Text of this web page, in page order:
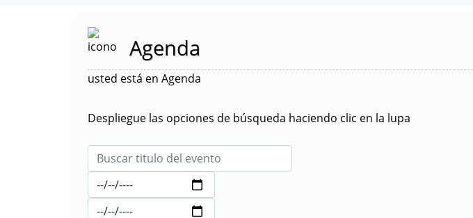
Agenda
usted está en Agenda
Despliegue las opciones de búsqueda haciendo clic en la lupa